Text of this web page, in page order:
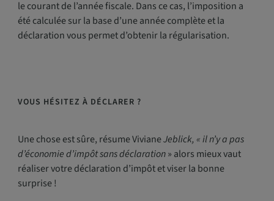
le courant de l’année fiscale. Dans ce cas, l’imposition a
été calculée sur la base d’une année complète et la
déclaration vous permet d’obtenir la régularisation.
VOUS HÉSITEZ À DÉCLARER ?
Une chose est sûre, résume VivianeJeblick, « il n’y a pas
d’économie d’impôt sans déclaration» alors mieux vaut
réaliser votre déclaration d’impôt et viser la bonne
surprise !